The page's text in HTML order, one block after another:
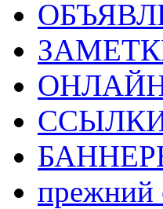
прежний